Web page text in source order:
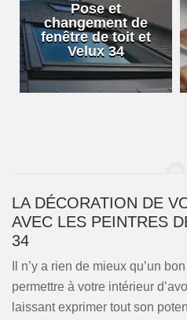
Pose et
changement de
fenêtre de toit et
Velux 34
LA DÉCORATION DE
AVEC LES PEINTRES
34
Il n’y a rien de mieux qu’un
permettre à votre intérieur
laissant exprimer tout son